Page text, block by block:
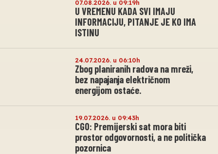
07.08.2026. u 09:19h
U VREMENU KADA SVI IMAJU
INFORMACIJU, PITANJE JE KO IMA
ISTINU
24.07.2026. u 06:10h
Zbog planiranih radova na mreži,
bez napajanja električnom
energijom ostaće.
19.07.2026. u 09:43h
CGO: Premijerski sat mora biti
prostor odgovornosti, a ne politička
pozornica